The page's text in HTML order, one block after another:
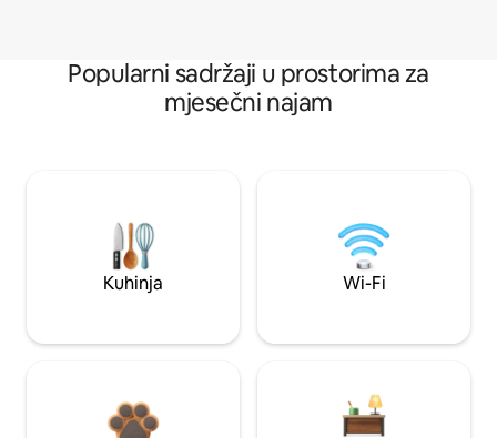
Popularni sadržaji u prostorima za
mjesečni najam
Kuhinja Wi-Fi